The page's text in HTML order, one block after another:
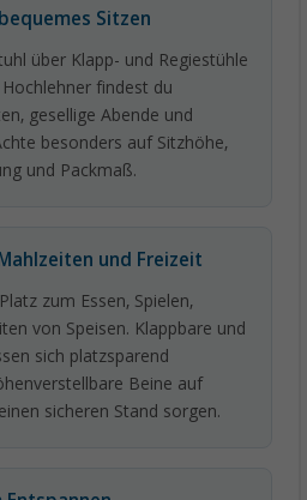
Sitzen
über Klapp- und Regiestühle
findest du
gesellige Abende und
besonders auf Sitzhöhe,
und Packmaß.
und Freizeit
zum Essen, Spielen,
von Speisen. Klappbare und
sich platzsparend
Beine auf
sicheren Stand sorgen.